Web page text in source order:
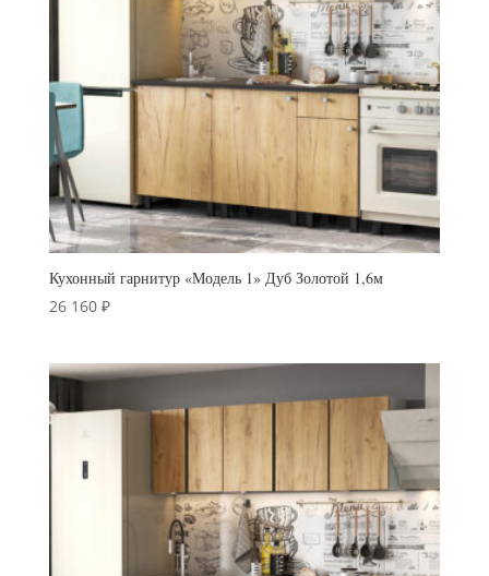
Кухонный гарнитур «Модель 1» Дуб Золотой 1,6м
26 160 ₽